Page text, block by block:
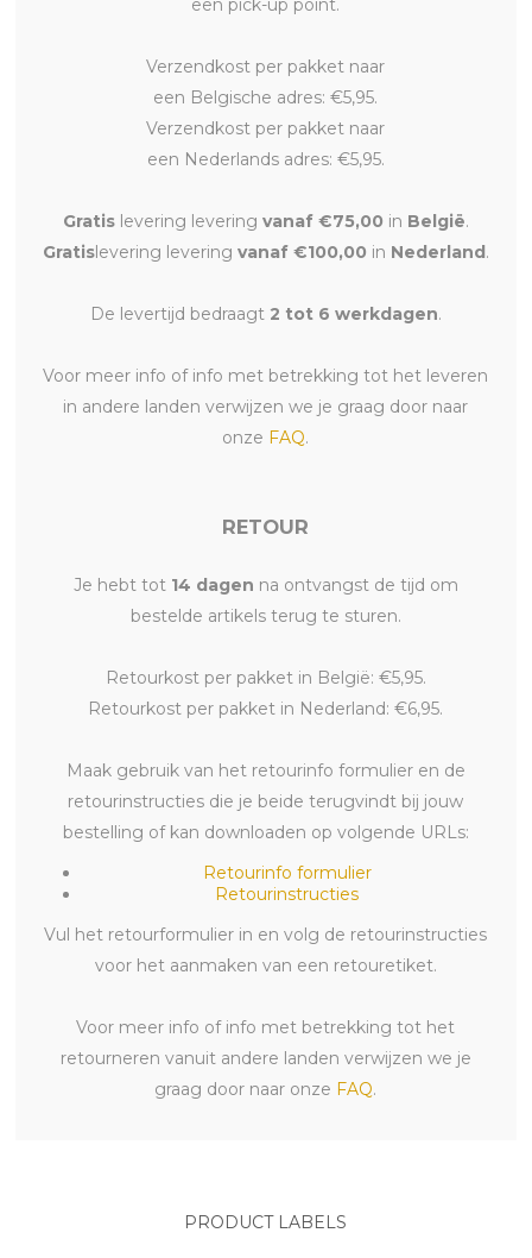
een pick-up point.
Verzendkost per pakket naar
een Belgische adres: €5,95.
Verzendkost per pakket naar
een Nederlands adres: €5,95.
Gratislevering levering vanaf €75,00 in België.
Gratislevering levering vanaf €100,00 in Nederland.
De levertijd bedraagt 2 tot 6 werkdagen.
Voor meer info of info met betrekking tot het leveren
in andere landen verwijzen we je graag door naar
onze FAQ.
RETOUR
Je hebt tot 14 dagen na ontvangst de tijd om
bestelde artikels terug te sturen.
Retourkost per pakket in België: €5,95.
Retourkost per pakket in Nederland: €6,95.
Maak gebruik van het retourinfo formulier en de
retourinstructies die je beide terugvindt bij jouw
bestelling of kan downloaden op volgende URLs:
Retourinfo formulier
Retourinstructies
Vul het retourformulier in en volg de retourinstructies
voor het aanmaken van een retouretiket.
Voor meer info of info met betrekking tot het
retourneren vanuit andere landen verwijzen we je
graag door naar onze FAQ.
PRODUCT LABELS